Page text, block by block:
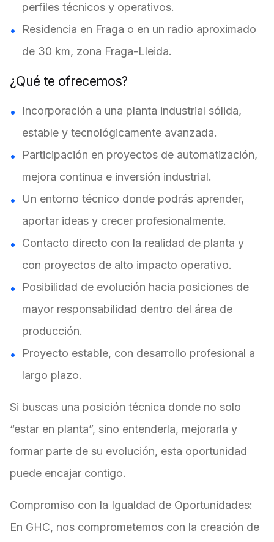
perfiles técnicos y operativos.
Residencia en Fraga o en un radio aproximado
de 30 km, zona Fraga-Lleida.
¿Qué te ofrecemos?
Incorporación a una planta industrial sólida,
estable y tecnológicamente avanzada.
Participación en proyectos de automatización,
mejora continua e inversión industrial.
Un entorno técnico donde podrás aprender,
aportar ideas y crecer profesionalmente.
Contacto directo con la realidad de planta y
con proyectos de alto impacto operativo.
Posibilidad de evolución hacia posiciones de
mayor responsabilidad dentro del área de
producción.
Proyecto estable, con desarrollo profesional a
largo plazo.
Si buscas una posición técnica donde no solo
“estar en planta”, sino entenderla, mejorarla y
formar parte de su evolución, esta oportunidad
puede encajar contigo.
Compromiso con la Igualdad de Oportunidades:
En GHC, nos comprometemos con la creación de